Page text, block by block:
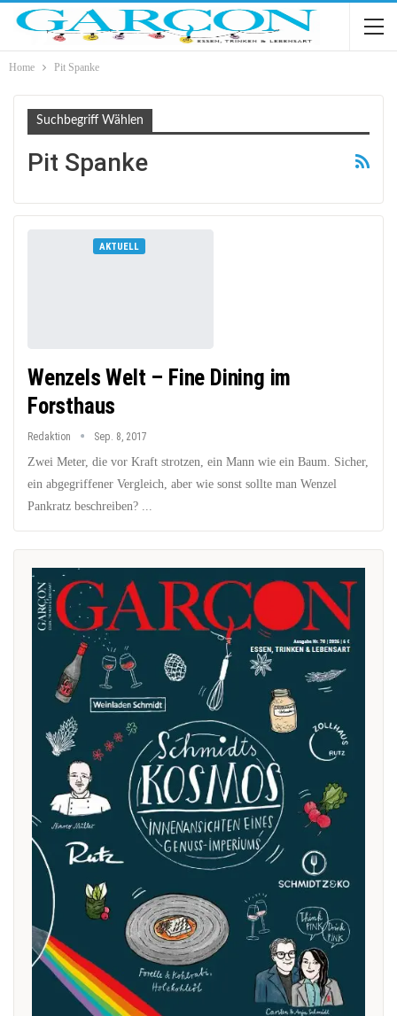
Home Pit Spanke
Suchbegriff Wählen
Pit Spanke
AKTUELL
Wenzels Welt – Fine Dining im
Forsthaus
Redaktion Sep. 8, 2017
Zwei Meter, die vor Kraft strotzen, ein Mann wie ein Baum. Sicher,
ein abgegriffener Vergleich, aber wie sonst sollte man Wenzel
Pankratz beschreiben? ...